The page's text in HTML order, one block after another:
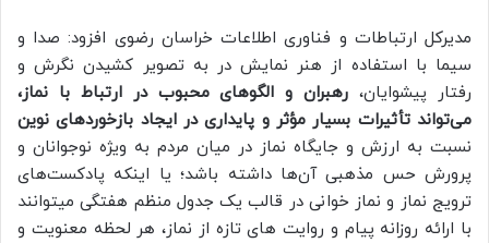
مدیرکل ارتباطات و فناوری اطلاعات خراسان رضوی افزود: صدا و
سیما با استفاده از هنر نمایش در به تصویر کشیدن نگرش و
رفتار پیشوایان، رهبران و الگوهای محبوب در ارتباط با نماز،
می‌تواند تأثیرات بسیار مؤثر و پایداری در ایجاد بازخوردهای نوین
نسبت به ارزش و جایگاه نماز در میان مردم به ویژه نوجوانان و
پرورش حس مذهبی آن‌ها داشته باشد؛ یا اینکه پادکست‌های
ترویج نماز و نماز خوانی در قالب یک جدول منظم هفتگی میتوانند
با ارائه روزانه پیام و روایت های تازه از نماز، هر لحظه معنویت و